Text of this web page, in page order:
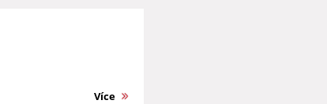
Více